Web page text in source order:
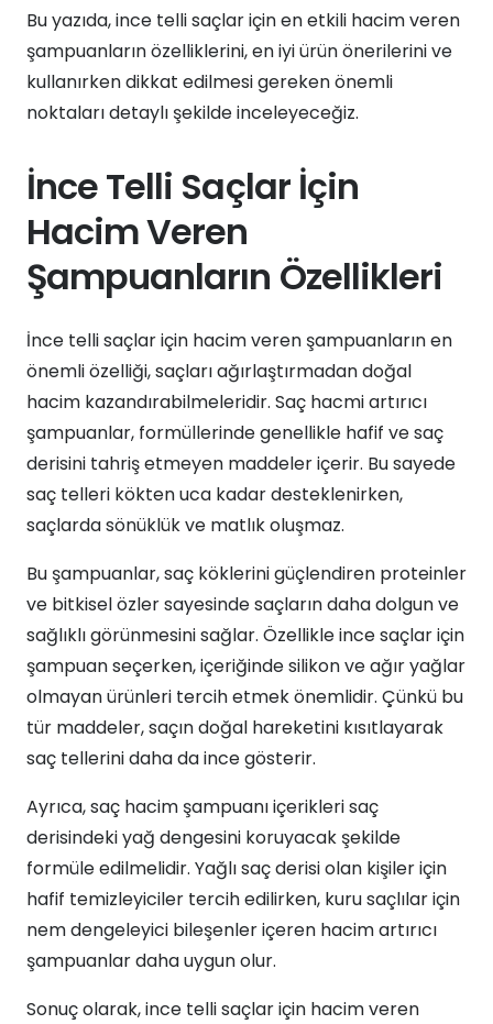
Bu yazıda, ince telli saçlar için en etkili hacim veren
şampuanların özelliklerini, en iyi ürün önerilerini ve
kullanırken dikkat edilmesi gereken önemli
noktaları detaylı şekilde inceleyeceğiz.
İnce Telli Saçlar İçin
Hacim Veren
Şampuanların Özellikleri
İnce telli saçlar için hacim veren şampuanların en
önemli özelliği, saçları ağırlaştırmadan doğal
hacim kazandırabilmeleridir. Saç hacmi artırıcı
şampuanlar, formüllerinde genellikle hafif ve saç
derisini tahriş etmeyen maddeler içerir. Bu sayede
saç telleri kökten uca kadar desteklenirken,
saçlarda sönüklük ve matlık oluşmaz.
Bu şampuanlar, saç köklerini güçlendiren proteinler
ve bitkisel özler sayesinde saçların daha dolgun ve
sağlıklı görünmesini sağlar. Özellikle ince saçlar için
şampuan seçerken, içeriğinde silikon ve ağır yağlar
olmayan ürünleri tercih etmek önemlidir. Çünkü bu
tür maddeler, saçın doğal hareketini kısıtlayarak
saç tellerini daha da ince gösterir.
Ayrıca, saç hacim şampuanı içerikleri saç
derisindeki yağ dengesini koruyacak şekilde
formüle edilmelidir. Yağlı saç derisi olan kişiler için
hafif temizleyiciler tercih edilirken, kuru saçlılar için
nem dengeleyici bileşenler içeren hacim artırıcı
şampuanlar daha uygun olur.
Sonuç olarak, ince telli saçlar için hacim veren